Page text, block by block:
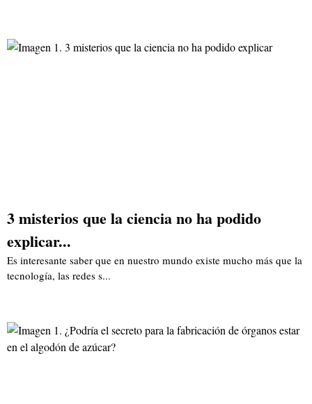
3 misterios que la ciencia no ha podido
explicar...
Es interesante saber que en nuestro mundo existe mucho más que la
tecnología, las redes s...